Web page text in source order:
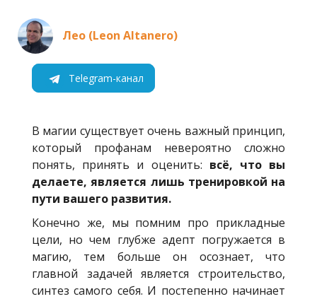
Лео (Leon Altanero)
Telegram-канал
В магии существует очень важный принцип,
который профанам невероятно сложно
понять, принять и оценить: всё, что вы
делаете, является лишь тренировкой на
пути вашего развития.
Конечно же, мы помним про прикладные
цели, но чем глубже адепт погружается в
магию, тем больше он осознает, что
главной задачей является строительство,
синтез самого себя. И постепенно начинает